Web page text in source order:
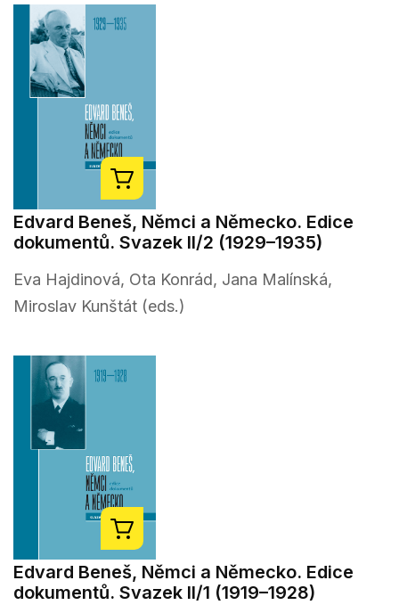
Edvard Beneš, Němci a Německo. Edice
dokumentů. Svazek II/2 (1929–1935)
Eva Hajdinová, Ota Konrád, Jana Malínská,
Miroslav Kunštát (eds.)
Edvard Beneš, Němci a Německo. Edice
dokumentů. Svazek II/1 (1919–1928)